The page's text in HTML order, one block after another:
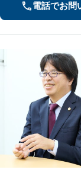
電話でお問